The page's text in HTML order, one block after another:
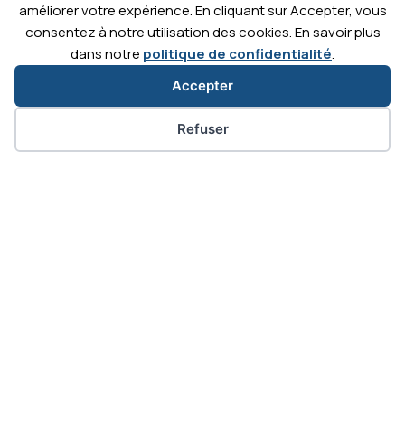
améliorer votre expérience. En cliquant sur Accepter, vous
consentez à notre utilisation des cookies. En savoir plus
dans notre politique de confidentialité.
Accepter
Refuser
Préférences des cookies